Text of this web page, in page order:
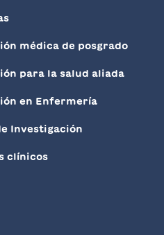
médica de posgrado
para la salud aliada
en Enfermería
Investigación
clínicos